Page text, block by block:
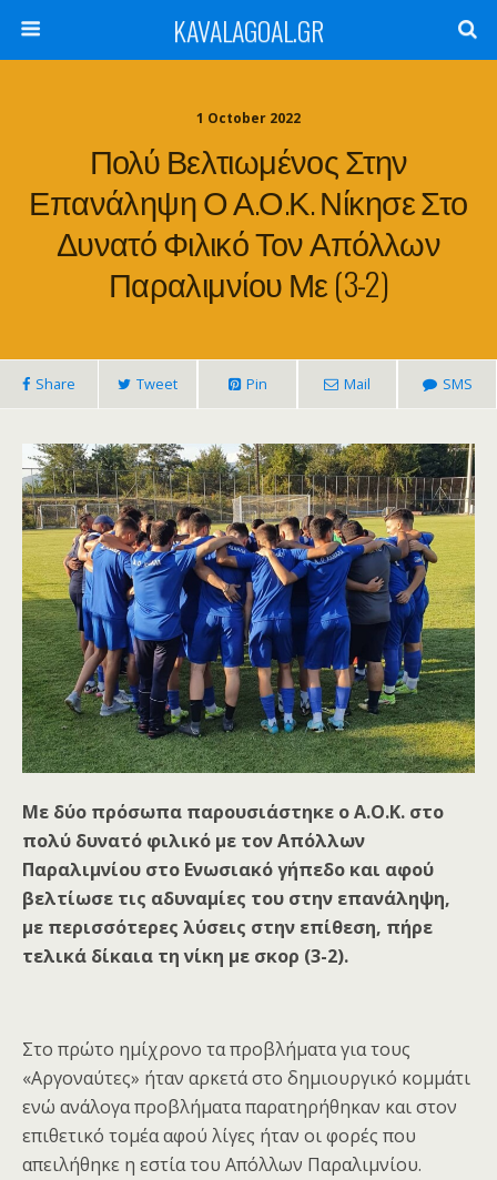
KAVALAGOAL.GR
1 October 2022
Πολύ Βελτιωμένος Στην
Επανάληψη Ο Α.Ο.Κ. Νίκησε Στο
Δυνατό Φιλικό Τον Απόλλων
Παραλιμνίου Με (3-2)
Share Tweet Pin Mail SMS
Με δύο πρόσωπα παρουσιάστηκε ο Α.Ο.Κ. στο
πολύ δυνατό φιλικό με τον Απόλλων
Παραλιμνίου στο Ενωσιακό γήπεδο και αφού
βελτίωσε τις αδυναμίες του στην επανάληψη,
με περισσότερες λύσεις στην επίθεση, πήρε
τελικά δίκαια τη νίκη με σκορ (3-2).
Στο πρώτο ημίχρονο τα προβλήματα για τους
«Αργοναύτες» ήταν αρκετά στο δημιουργικό κομμάτι
ενώ ανάλογα προβλήματα παρατηρήθηκαν και στον
επιθετικό τομέα αφού λίγες ήταν οι φορές που
απειλήθηκε η εστία του Απόλλων Παραλιμνίου.